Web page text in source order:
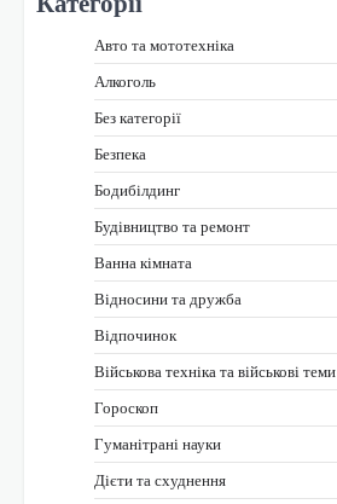
Авто та мототехніка
Алкоголь
Без категорії
Безпека
Бодибілдинг
Будівництво та ремонт
Ванна кімната
Відносини та дружба
Відпочинок
Військова техніка та військові теми
Гороскоп
Гуманітрані науки
Дієти та схуднення